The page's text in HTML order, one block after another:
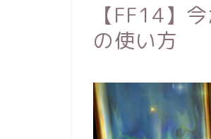
【FF14】
の使い方